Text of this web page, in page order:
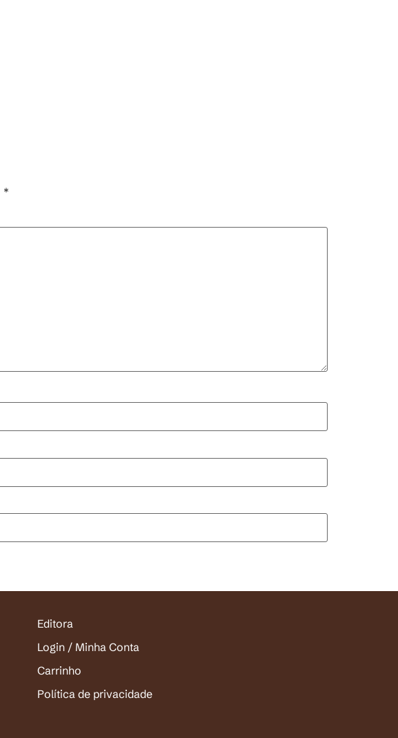
*
Editora
Login / Minha Conta
Carrinho
Política de privacidade